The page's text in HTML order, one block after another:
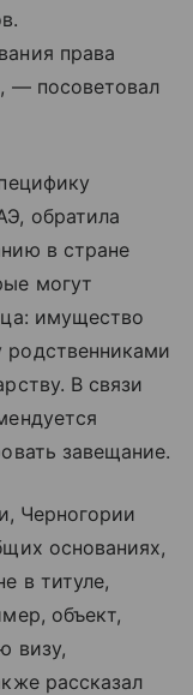
права
— посоветовал
обратила
в стране
могут
имущество
В связи
завещание.
Черногории
основаниях,
в титуле,
объект,
визу,
рассказал